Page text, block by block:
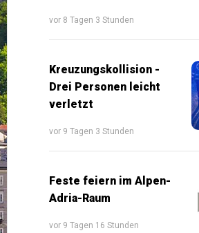
vor 8 Tagen 3 Stunden
Kreuzungskollision -
Drei Personen leicht
verletzt
vor 9 Tagen 3 Stunden
Feste feiern im Alpen-
Adria-Raum
vor 9 Tagen 16 Stunden